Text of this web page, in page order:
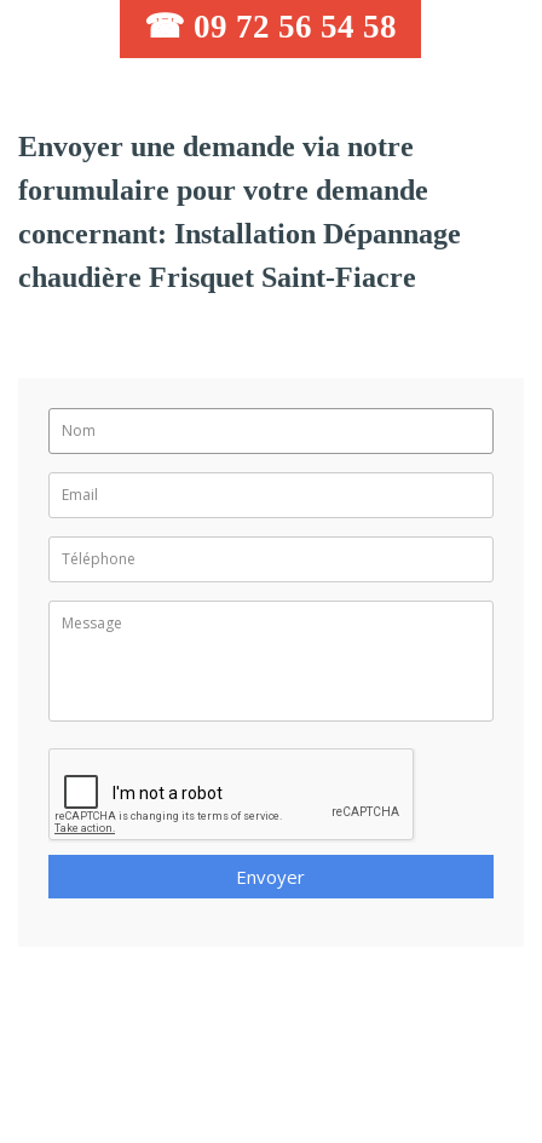
☎ 09 72 56 54 58
Envoyer une demande via notre
forumulaire pour votre demande
concernant: Installation Dépannage
chaudière Frisquet Saint-Fiacre
Envoyer